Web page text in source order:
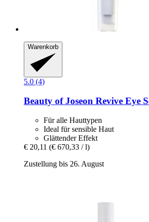
Warenkorb
5.0 (4)
Beauty of Joseon Revive Eye
Für alle Hauttypen
Ideal für sensible Haut
Glättender Effekt
€ 20,11 (€ 670,33 / l)
Zustellung bis 26. August